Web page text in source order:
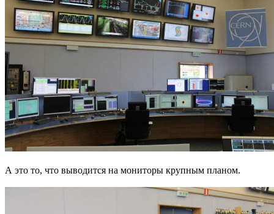
А это то, что выводится на мониторы крупным планом.